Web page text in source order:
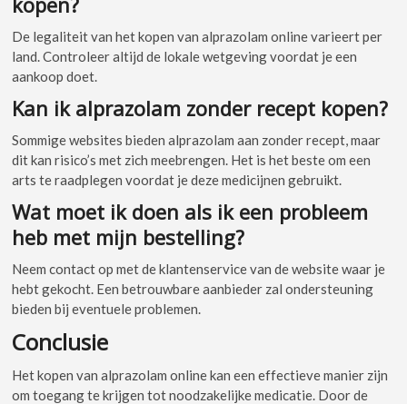
De legaliteit van het kopen van alprazolam online varieert per
land. Controleer altijd de lokale wetgeving voordat je een
aankoop doet.
Kan ik alprazolam zonder recept kopen?
Sommige websites bieden alprazolam aan zonder recept, maar
dit kan risico’s met zich meebrengen. Het is het beste om een
arts te raadplegen voordat je deze medicijnen gebruikt.
Wat moet ik doen als ik een probleem
heb met mijn bestelling?
Neem contact op met de klantenservice van de website waar je
hebt gekocht. Een betrouwbare aanbieder zal ondersteuning
bieden bij eventuele problemen.
Conclusie
Het kopen van alprazolam online kan een effectieve manier zijn
om toegang te krijgen tot noodzakelijke medicatie. Door de